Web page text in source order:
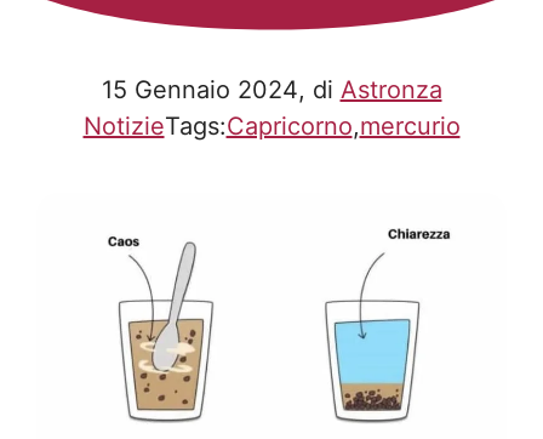
15 Gennaio 2024, di Astronza
NotizieTags:Capricorno,mercurio